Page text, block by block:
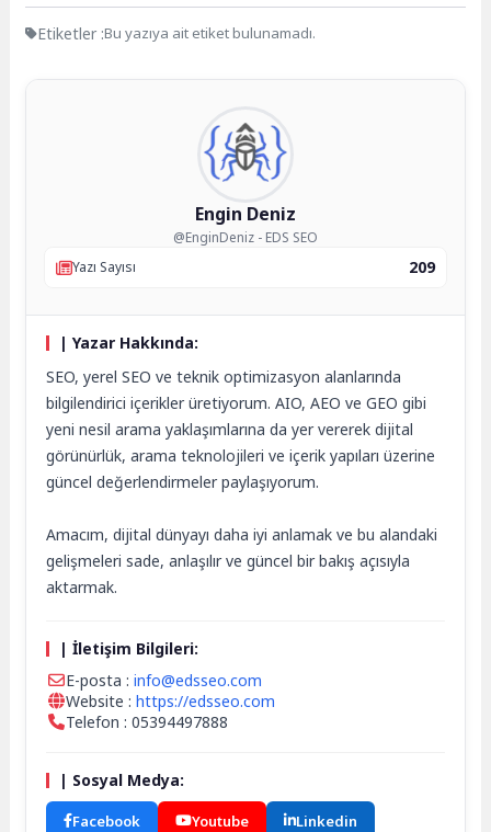
Etiketler :Bu yazıya ait etiket bulunamadı.
Engin Deniz
@EnginDeniz - EDS SEO
Yazı Sayısı
209
| Yazar Hakkında:
SEO, yerel SEO ve teknik optimizasyon alanlarında
bilgilendirici içerikler üretiyorum. AIO, AEO ve GEO gibi
yeni nesil arama yaklaşımlarına da yer vererek dijital
görünürlük, arama teknolojileri ve içerik yapıları üzerine
güncel değerlendirmeler paylaşıyorum.
Amacım, dijital dünyayı daha iyi anlamak ve bu alandaki
gelişmeleri sade, anlaşılır ve güncel bir bakış açısıyla
aktarmak.
| İletişim Bilgileri:
E-posta :info@edsseo.com
Website :https://edsseo.com
Telefon : 05394497888
| Sosyal Medya:
Facebook Youtube
Linkedin